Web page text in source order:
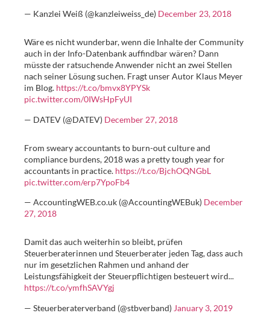
— Kanzlei Weiß (@kanzleiweiss_de) December 23, 2018
Wäre es nicht wunderbar, wenn die Inhalte der Community
auch in der Info-Datenbank auffindbar wären? Dann
müsste der ratsuchende Anwender nicht an zwei Stellen
nach seiner Lösung suchen. Fragt unser Autor Klaus Meyer
im Blog. https://t.co/bmvx8YPYSk
pic.twitter.com/0IWsHpFyUI
— DATEV (@DATEV) December 27, 2018
From sweary accountants to burn-out culture and
compliance burdens, 2018 was a pretty tough year for
accountants in practice. https://t.co/BjchOQNGbL
pic.twitter.com/erp7YpoFb4
— AccountingWEB.co.uk (@AccountingWEBuk) December
27, 2018
Damit das auch weiterhin so bleibt, prüfen
Steuerberaterinnen und Steuerberater jeden Tag, dass auch
nur im gesetzlichen Rahmen und anhand der
Leistungsfähigkeit der Steuerpflichtigen besteuert wird...
https://t.co/ymfhSAVYgj
— Steuerberaterverband (@stbverband) January 3, 2019